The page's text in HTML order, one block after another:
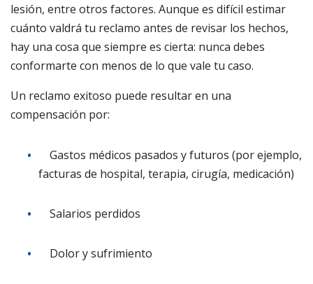
lesión, entre otros factores. Aunque es difícil estimar
cuánto valdrá tu reclamo antes de revisar los hechos,
hay una cosa que siempre es cierta: nunca debes
conformarte con menos de lo que vale tu caso.
Un reclamo exitoso puede resultar en una
compensación por:
Gastos médicos pasados y futuros (por ejemplo,
facturas de hospital, terapia, cirugía, medicación)
Salarios perdidos
Dolor y sufrimiento